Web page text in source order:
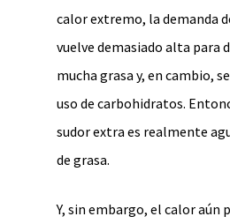
calor extremo, la demanda
vuelve demasiado alta para
mucha grasa y, en cambio,
uso de carbohidratos.
sudor extra es realmente
de grasa.
Y, sin embargo, el calor aún